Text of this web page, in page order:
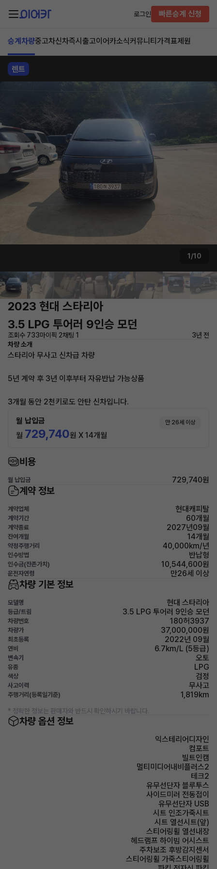
로그인 빠른승계 신청
승계차량중고차신차즉시출고이어카소식커뮤니티 가격표제원
렌트
1/10
2023 현대 스타리아
3.5 LPG 투어러 9인승 모던
조회수 733마이픽 2채팅 1
3년 전
차량 소개
스타리아 무사고 신차급 차량
5년 계약 후 3년 이후부터 자유반납 가능상품
3개월 동안 2천키로도 안탄 신차입니다.
월 납입금 만 26세 이상
월 729,740원 X 14개월
비용
월 납입금 729,740원
계약 정보
계약업체 현대캐피탈
계약기간 60개월
계약종료 2027년09월
잔여개월 14개월
약정주행거리 40,000km/년
인수방법 반납형
인수금(잔존가치) 10,544,600원
운전자연령 만26세 이상
차량 기본 정보
모델명 현대 스타리아
등급/트림 3.5 LPG 투어러 9인승 모던
차량번호 180허3937
차량가 37,000,000원
최초등록 2022년 09월
연비 6.7km/L (5등급)
변속기 오토
유종 LPG
색상 검정
사고이력 무사고
주행거리(등록일기준) 1,819km
* 정확한 정보는 판매자와 반드시 확인하시기 바랍니다.
차량 옵션 정보
익스테리어디자인
컴포트
빌트인캠
멀티미디어내비플러스2
테크2
유무선단자 블루투스
사이드미러 전동접이
유무선단자 USB
시트 인조가죽시트
시트 열선시트(앞)
스티어링휠 열선내장
헤드램프 하이빔 어시스트
주차보조 후방감지센서
스티어링휠 가죽스티어링휠